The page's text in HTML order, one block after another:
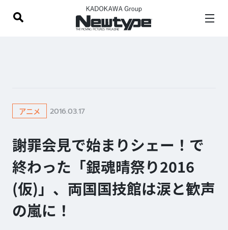
アニメ 2016.03.17
謝罪会見で始まりシェー！で
終わった「銀魂晴祭り2016
(仮)」、両国国技館は涙と歓声
の嵐に！